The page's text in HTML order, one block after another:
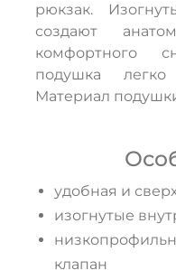
рюкзак.
создают
комфортного
подушка
Материал
удобная и
изогнутые
клапан